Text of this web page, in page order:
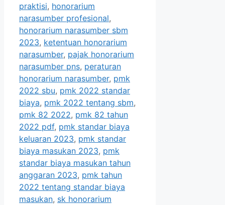
praktisi, honorarium
narasumber profesional,
honorarium narasumber sbm
2023, ketentuan honorarium
narasumber, pajak honorarium
narasumber pns, peraturan
honorarium narasumber, pmk
2022 sbu, pmk 2022 standar
biaya, pmk 2022 tentang sbm,
pmk 82 2022, pmk 82 tahun
2022 pdf, pmk standar biaya
keluaran 2023, pmk standar
biaya masukan 2023, pmk
standar biaya masukan tahun
anggaran 2023, pmk tahun
2022 tentang standar biaya
masukan, sk honorarium